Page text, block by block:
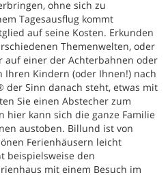
ohne sich zu
Tagesausflug kommt
auf seine Kosten. Erkunden
Themenwelten, oder
auf einer der Achterbahnen oder
Ihren Kindern (oder Ihnen!) nach
der Sinn danach steht, etwas mit
Sie einen Abstecher zum
hier kann sich die ganze Familie
austoben. Billund ist von
Ferienhäusern leicht
beispielsweise den
mit einem Besuch im